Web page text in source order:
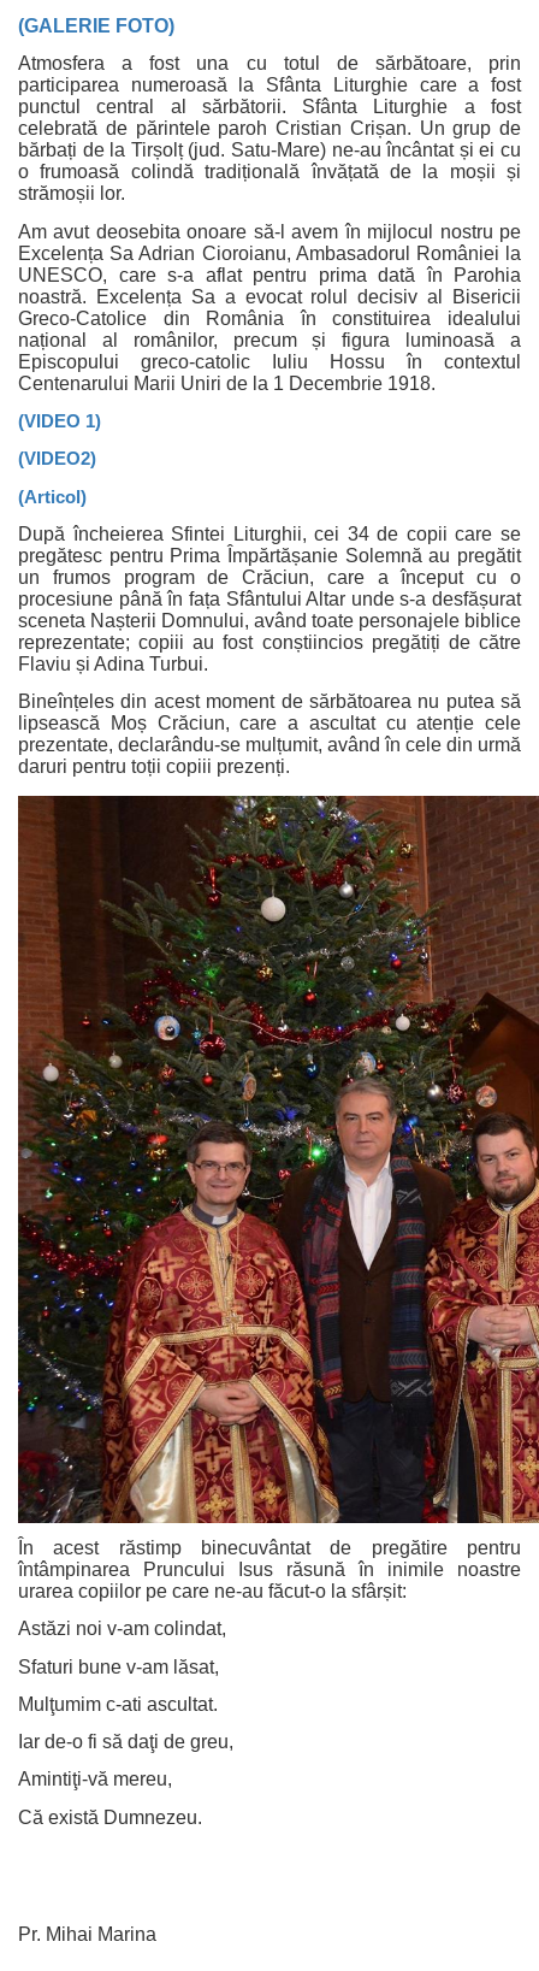
(GALERIE FOTO)
Atmosfera a fost una cu totul de sărbătoare, prin
participarea numeroasă la Sfânta Liturghie care a fost
punctul central al sărbătorii. Sfânta Liturghie a fost
celebrată de părintele paroh Cristian Crișan. Un grup de
bărbați de la Tirșolț (jud. Satu-Mare) ne-au încântat și ei cu
o frumoasă colindă tradițională învățată de la moșii și
strămoșii lor.
Am avut deosebita onoare să-l avem în mijlocul nostru pe
Excelența Sa Adrian Cioroianu, Ambasadorul României la
UNESCO, care s-a aflat pentru prima dată în Parohia
noastră. Excelența Sa a evocat rolul decisiv al Bisericii
Greco-Catolice din România în constituirea idealului
național al românilor, precum și figura luminoasă a
Episcopului greco-catolic Iuliu Hossu în contextul
Centenarului Marii Uniri de la 1 Decembrie 1918.
(VIDEO 1)
(VIDEO2)
(Articol)
După încheierea Sfintei Liturghii, cei 34 de copii care se
pregătesc pentru Prima Împărtășanie Solemnă au pregătit
un frumos program de Crăciun, care a început cu o
procesiune până în fața Sfântului Altar unde s-a desfășurat
sceneta Nașterii Domnului, având toate personajele biblice
reprezentate; copiii au fost conștiincios pregătiți de către
Flaviu și Adina Turbui.
Bineînțeles din acest moment de sărbătoarea nu putea să
lipsească Moș Crăciun, care a ascultat cu atenție cele
prezentate, declarându-se mulțumit, având în cele din urmă
daruri pentru toții copiii prezenți.
În acest răstimp binecuvântat de pregătire pentru
întâmpinarea Pruncului Isus răsună în inimile noastre
urarea copiilor pe care ne-au făcut-o la sfârșit:
Astăzi noi v-am colindat,
Sfaturi bune v-am lăsat,
Mulţumim c-ati ascultat.
Iar de-o fi să daţi de greu,
Amintiţi-vă mereu,
Că există Dumnezeu.
Pr. Mihai Marina